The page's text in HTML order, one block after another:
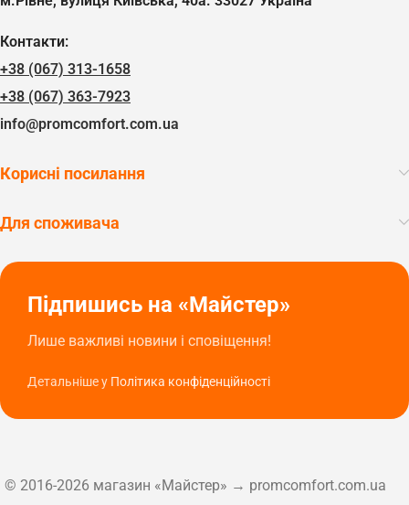
Контакти:
+38 (067) 313-1658
+38 (067) 363-7923
info@promcomfort.com.ua
Корисні посилання
Для споживача
Підпишись на «Майстер»
Лише важливі новини і сповіщення!
Детальніше у Політика конфіденційності
© 2016-2026 магазин «Майстер» → promcomfort.com.ua